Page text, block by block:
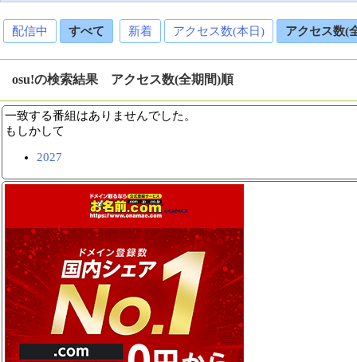
配信中 すべて 新着 アクセス数(本日) アクセス数(
osu!の検索結果 アクセス数(全期間)順
一致する番組はありませんでした。
もしかして
2027